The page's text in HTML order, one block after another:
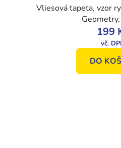
Vliesová tapeta, vzor
199
DO